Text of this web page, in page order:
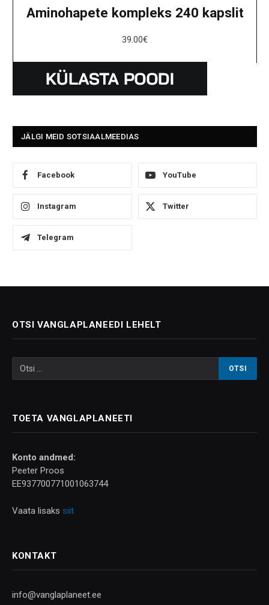
Aminohapete kompleks 240 kapslit
39.00€
JÄLGI MEID SOTSIAALMEEDIAS
Facebook YouTube
Instagram Twitter
Telegram
OTSI VANGLAPLANEEDI LEHELT
TOETA VANGLAPLANEETI
Konto andmed:
Peeter Proos
EE937700771001063744
Vaata lisaks siit
KONTAKT
info@vanglaplaneet.ee